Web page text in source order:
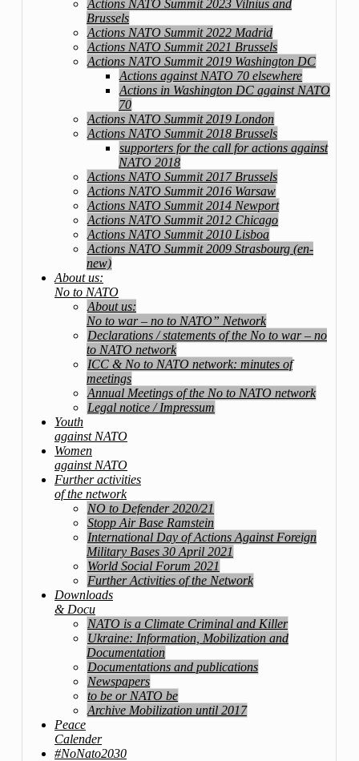
Actions NATO Summit 2023 Vilnius and
Brussels
Actions NATO Summit 2022 Madrid
Actions NATO Summit 2021 Brussels
Actions NATO Summit 2019 Washington DC
Actions against NATO 70 elsewhere
Actions in Washington DC against NATO
70
Actions NATO Summit 2019 London
Actions NATO Summit 2018 Brussels
supporters for the call for actions against
NATO 2018
Actions NATO Summit 2017 Brussels
Actions NATO Summit 2016 Warsaw
Actions NATO Summit 2014 Newport
Actions NATO Summit 2012 Chicago
Actions NATO Summit 2010 Lisboa
Actions NATO Summit 2009 Strasbourg (en-
new)
About us:
No to NATO
About us:
No to war – no to NATO” Network
Declarations / statements of the No to war – no
to NATO network
ICC & No to NATO network: minutes of
meetings
Annual Meetings of the No to NATO network
Legal notice / Impressum
Youth
against NATO
Women
against NATO
Further activities
of the network
NO to Defender 2020/21
Stopp Air Base Ramstein
International Day of Actions Against Foreign
Military Bases 30 April 2021
World Social Forum 2021
Further Activities of the Network
Downloads
& Docu
NATO is a Climate Criminal and Killer
Ukraine: Information, Mobilization and
Documentation
Documentations and publications
Newspapers
to be or NATO be
Archive Mobilization until 2017
Peace
Calender
#NoNato2030